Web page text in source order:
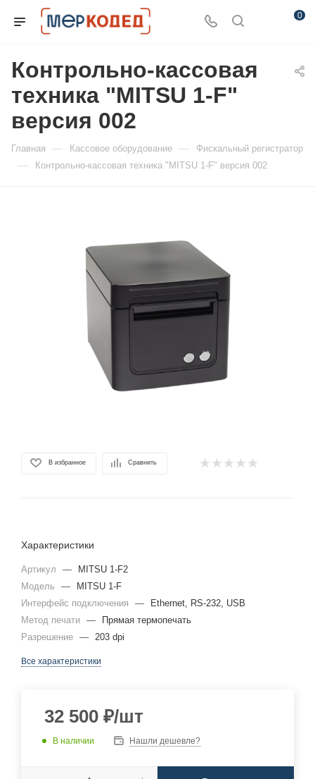
0
Контрольно-кассовая
техника "MITSU 1-F"
версия 002
Главная — Кассовое оборудование — Фискальный регистратор
— Контрольно-кассовая техника "MITSU 1-F" версия 002
В избранное Сравнить
Характеристики
Артикул —
MITSU 1-F2
Модель
—
MITSU 1-F
Интерфейс подключения
—
Ethernet, RS-232, USB
Метод печати —
Прямая термопечать
Разрешение — 203 dpi
Все характеристики
32 500 ₽/шт
В наличии Нашли дешевле?